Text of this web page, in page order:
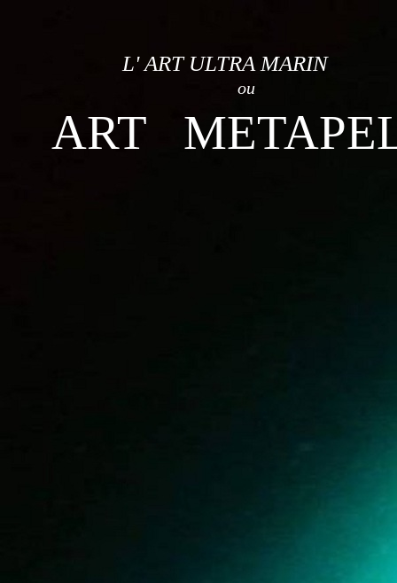
L' ART ULTRA MARIN
ART
ou